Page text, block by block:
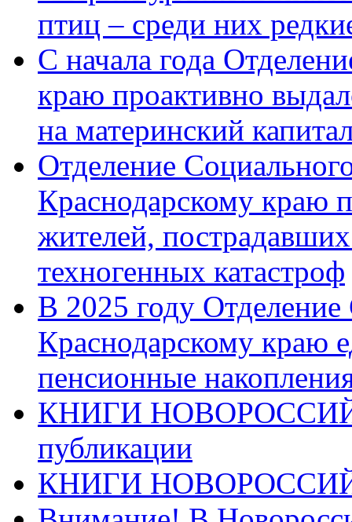
птиц – среди них
С начала года
краю проактивно
на материнский
Отделение
Краснодарскому краю
жителей,
техногенных катастроф
В 2025 году
Краснодарскому краю
пенсионные
КНИГИ
публикации
КНИГИ